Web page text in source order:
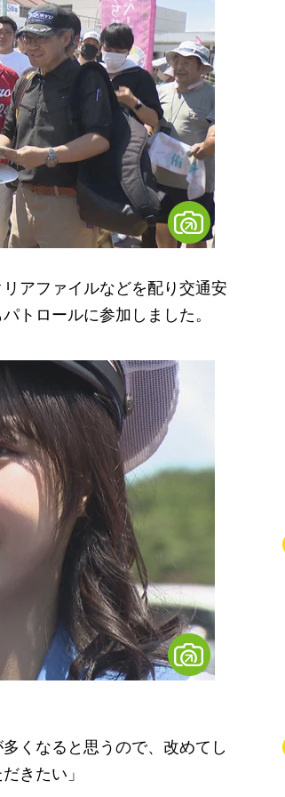
アファイルなどを配り交通安
トロールに参加しました。
くなると思うので、改めてし
きたい」